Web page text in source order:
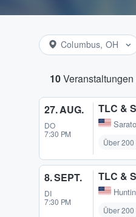
Columbus, OH
10
27. AUG.
DO
7:30 PM
TLC &
Über
8. SEPT.
DI
7:30 PM
TLC &
Über